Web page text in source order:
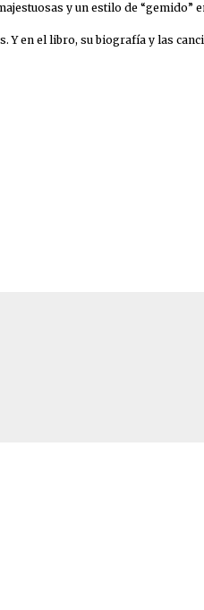
y un estilo de “gemido”
Y en el libro, su biografía y las